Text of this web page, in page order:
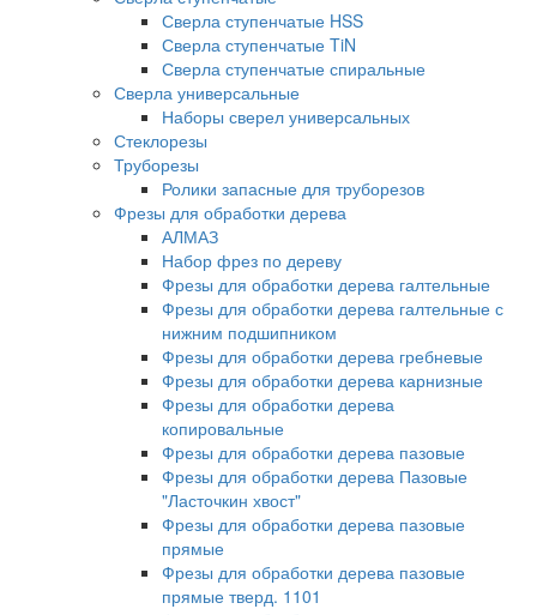
Сверла ступенчатые HSS
Сверла ступенчатые TiN
Сверла ступенчатые спиральные
Сверла универсальные
Наборы сверел универсальных
Стеклорезы
Труборезы
Ролики запасные для труборезов
Фрезы для обработки дерева
АЛМАЗ
Набор фрез по дереву
Фрезы для обработки дерева галтельные
Фрезы для обработки дерева галтельные с
нижним подшипником
Фрезы для обработки дерева гребневые
Фрезы для обработки дерева карнизные
Фрезы для обработки дерева
копировальные
Фрезы для обработки дерева пазовые
Фрезы для обработки дерева Пазовые
"Ласточкин хвост"
Фрезы для обработки дерева пазовые
прямые
Фрезы для обработки дерева пазовые
прямые тверд. 1101